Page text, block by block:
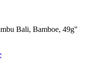
Bali, Bamboe, 49g"